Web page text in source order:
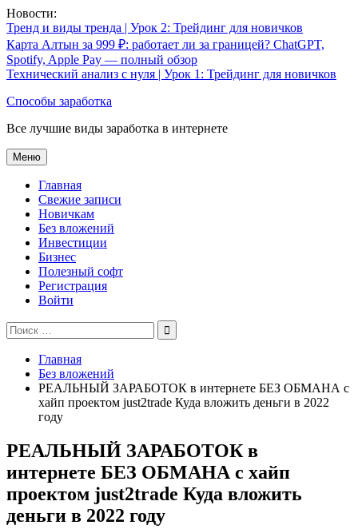
Перейти
к
содержимому
Новости:
Тренд и виды тренда | Урок 2: Трейдинг для новичков
Карта Алтын за 999 ₽: работает ли за границей? ChatGPT,
Spotify, Apple Pay — полный обзор
Технический анализ с нуля | Урок 1: Трейдинг для новичков
Способы заработка
Все лучшие виды заработка в интернете
Меню
Главная
Свежие записи
Новичкам
Без вложений
Инвестиции
Бизнес
Полезный софт
Регистрация
Войти
Поиск
по:
Главная
Без вложений
РЕАЛЬНЫЙ ЗАРАБОТОК в интернете БЕЗ ОБМАНА с
хайп проектом just2trade Куда вложить деньги в 2022
году
РЕАЛЬНЫЙ ЗАРАБОТОК в
интернете БЕЗ ОБМАНА с хайп
проектом just2trade Куда вложить
деньги в 2022 году